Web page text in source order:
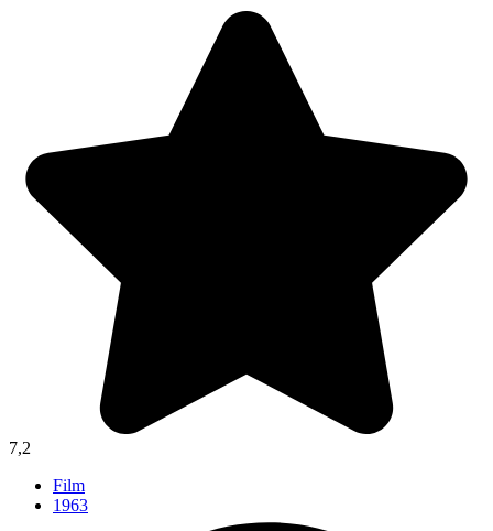
7,2
Film
1963